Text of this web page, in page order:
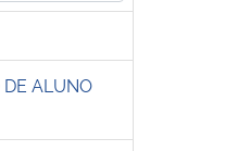
DE ALUNO